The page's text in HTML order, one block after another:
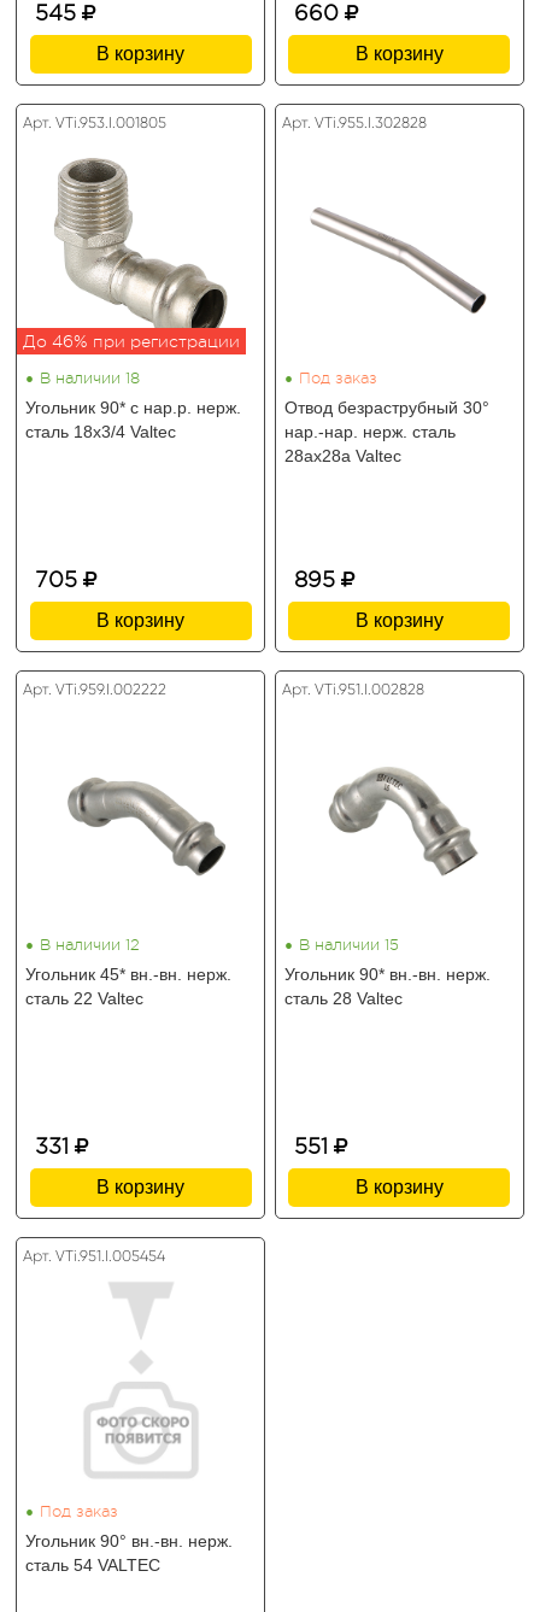
545
В корзину
660
В корзину
Арт. VTi.953.I.001805
До 46% при регистрации
• В наличии 18
Угольник 90* с нар.р. нерж.
сталь 18х3/4 Valtec
705
В корзину
Арт. VTi.955.I.302828
• Под заказ
Отвод безраструбный 30°
нар.-нар. нерж. сталь
28ах28а Valtec
895
В корзину
Арт. VTi.959.I.002222
• В наличии 12
Угольник 45* вн.-вн. нерж.
сталь 22 Valtec
331
В корзину
Арт. VTi.951.I.002828
• В наличии 15
Угольник 90* вн.-вн. нерж.
сталь 28 Valtec
551
В корзину
Арт. VTi.951.I.005454
• Под заказ
Угольник 90° вн.-вн. нерж.
сталь 54 VALTEC